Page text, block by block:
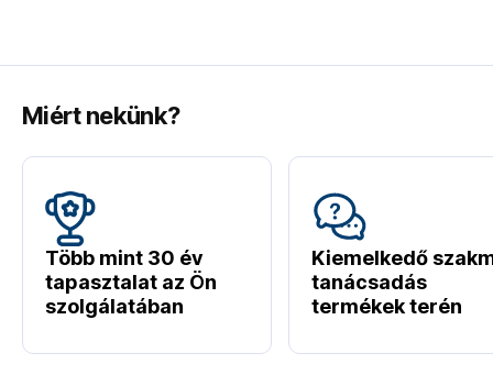
Miért nekünk?
Több mint 30 év
tapasztalat az Ön
szolgálatában
Kiemelkedő
tanácsadás
termékek terén